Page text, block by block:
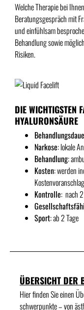
Welche Therapie bei
Beratungsgespräch mit
und einfühlsam
Behandlung sowie
Risiken.
DIE WICHTIGSTEN
HYALURONSÄURE
Narkose: lokale
Behandlung:
Kosten: werden
Kontrolle: nach
Sport: ab 2 Tage
ÜBERSICHT DER
Hier finden Sie einen
schwerpunkte – von